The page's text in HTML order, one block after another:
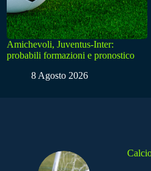
Amichevoli, Juventus-Inter:
probabili formazioni e pronostico
8 Agosto 2026